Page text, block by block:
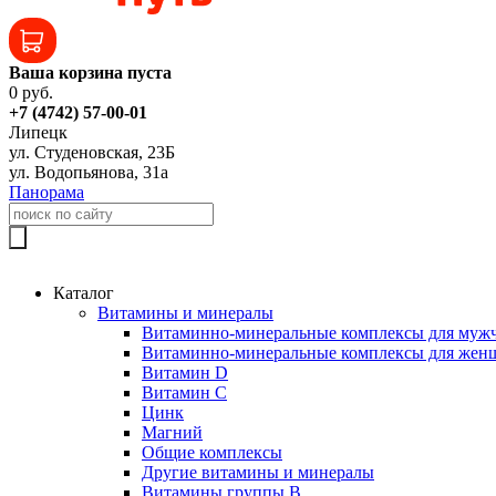
Ваша корзина пуста
0 руб.
+7 (4742) 57-00-01
Липецк
ул. Студеновская, 23Б
ул. Водопьянова, 31а
Панорама
Каталог
Витамины и минералы
Витаминно-минеральные комплексы для
Витаминно-минеральные комплексы для
Витамин D
Витамин C
Цинк
Магний
Общие комплексы
Другие витамины и минералы